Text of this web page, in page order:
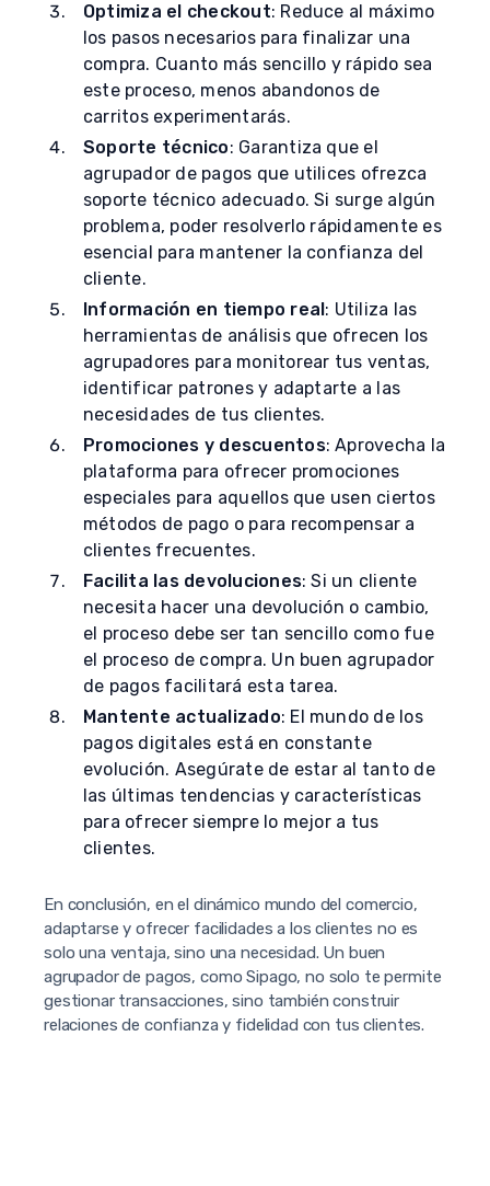
Optimiza el checkout: Reduce al máximo
los pasos necesarios para finalizar una
compra. Cuanto más sencillo y rápido sea
este proceso, menos abandonos de
carritos experimentarás.
Soporte técnico: Garantiza que el
agrupador de pagos que utilices ofrezca
soporte técnico adecuado. Si surge algún
problema, poder resolverlo rápidamente es
esencial para mantener la confianza del
cliente.
Información en tiempo real: Utiliza las
herramientas de análisis que ofrecen los
agrupadores para monitorear tus ventas,
identificar patrones y adaptarte a las
necesidades de tus clientes.
Promociones y descuentos: Aprovecha la
plataforma para ofrecer promociones
especiales para aquellos que usen ciertos
métodos de pago o para recompensar a
clientes frecuentes.
Facilita las devoluciones: Si un cliente
necesita hacer una devolución o cambio,
el proceso debe ser tan sencillo como fue
el proceso de compra. Un buen agrupador
de pagos facilitará esta tarea.
Mantente actualizado: El mundo de los
pagos digitales está en constante
evolución. Asegúrate de estar al tanto de
las últimas tendencias y características
para ofrecer siempre lo mejor a tus
clientes.
En conclusión, en el dinámico mundo del comercio,
adaptarse y ofrecer facilidades a los clientes no es
solo una ventaja, sino una necesidad. Un buen
agrupador de pagos, como Sipago, no solo te permite
gestionar transacciones, sino también construir
relaciones de confianza y fidelidad con tus clientes.